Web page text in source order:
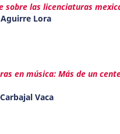
sobre las licenciaturas
Lora
en música: Más de un
Vaca